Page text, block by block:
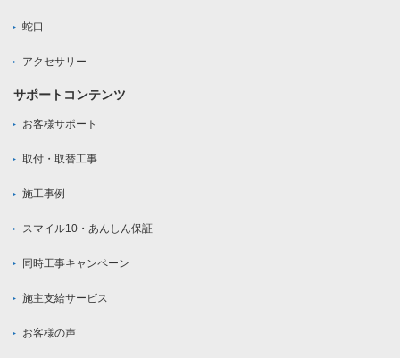
蛇口
アクセサリー
サポートコンテンツ
お客様サポート
取付・取替工事
施工事例
スマイル10・あんしん保証
同時工事キャンペーン
施主支給サービス
お客様の声